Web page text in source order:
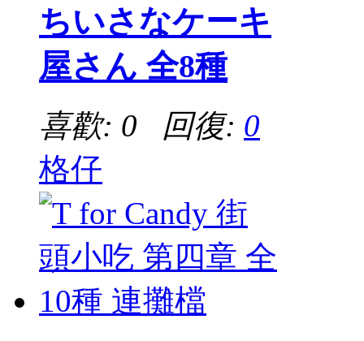
ちいさなケーキ
屋さん 全8種
喜歡: 0 回復: 0
格仔